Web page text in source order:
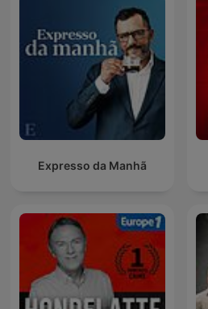
Expresso da Manhã